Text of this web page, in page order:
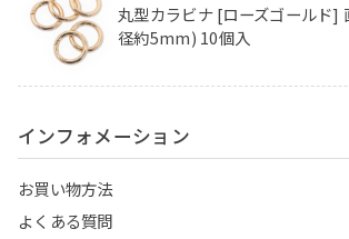
丸型カラビナ [ローズゴールド
径約5mm) 10個入
インフォメーション
お買い物方法
よくある質問